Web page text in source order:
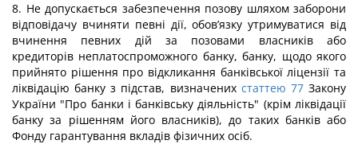
8. Не допускається забезпечення позову шляхом заборони
відповідачу вчиняти певні дії, обов’язку утримуватися від
вчинення певних дій за позовами власників або
кредиторів неплатоспроможного банку, банку, щодо якого
прийнято рішення про відкликання банківської ліцензії та
ліквідацію банку з підстав, визначених статтею 77Закону
України "Про банки і банківську діяльність" (крім ліквідації
банку за рішенням його власників), до таких банків або
Фонду гарантування вкладів фізичних осіб.